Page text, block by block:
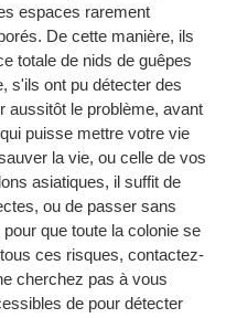
espaces rarement
De cette manière, ils
totale de nids de guêpes
s'ils ont pu détecter des
aussitôt le problème, avant
puisse mettre votre vie
la vie, ou celle de vos
asiatiques, il suffit de
ou de passer sans
que toute la colonie se
ces risques, contactez-
cherchez pas à vous
de pour détecter